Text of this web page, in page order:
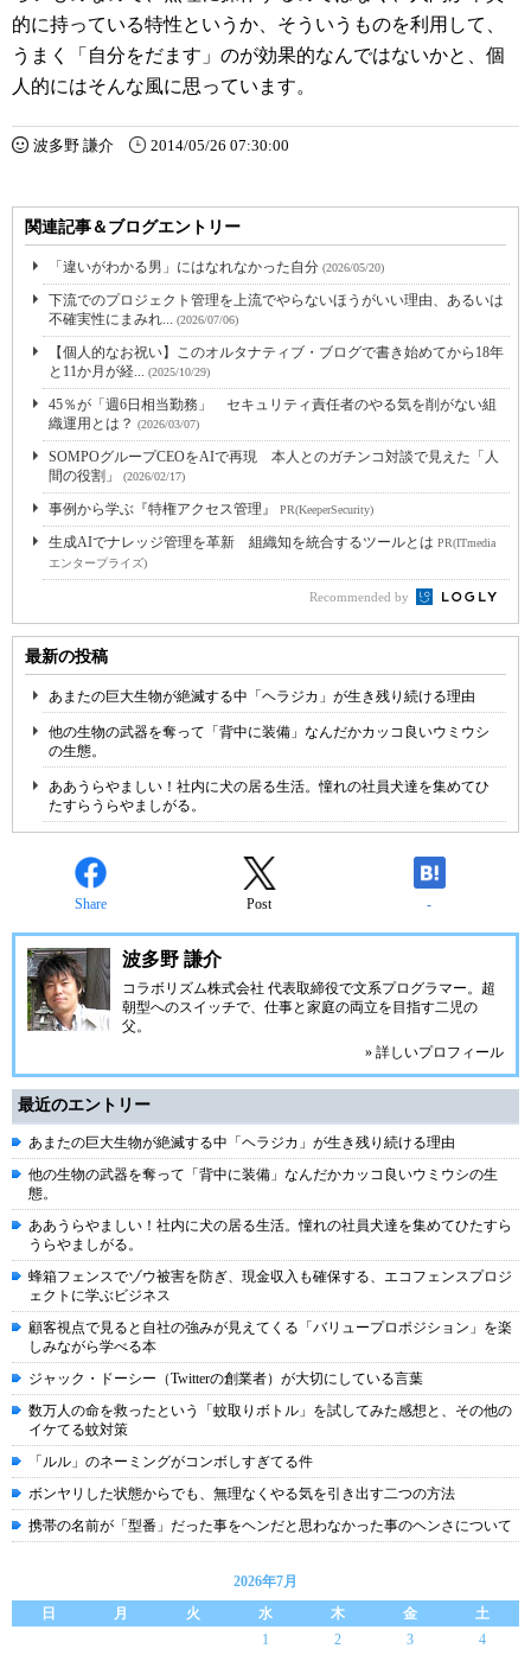
的に持っている特性というか、そういうものを利用して、
うまく「自分をだます」のが効果的なんではないかと、個
人的にはそんな風に思っています。
波多野 謙介 2014/05/26 07:30:00
関連記事＆ブログエントリー
「違いがわかる男」にはなれなかった自分 (2026/05/20)
下流でのプロジェクト管理を上流でやらないほうがいい理由、あるいは
不確実性にまみれ... (2026/07/06)
【個人的なお祝い】このオルタナティブ・ブログで書き始めてから18年
と11か月が経... (2025/10/29)
45％が「週6日相当勤務」 セキュリティ責任者のやる気を削がない組
織運用とは？ (2026/03/07)
SOMPOグループCEOをAIで再現 本人とのガチンコ対談で見えた「人
間の役割」
(2026/02/17)
事例から学ぶ『特権アクセス管理』 PR(KeeperSecurity)
生成AIでナレッジ管理を革新 組織知を統合するツールとは PR(ITmedia
エンタープライズ)
Recommended by
最新の投稿
あまたの巨大生物が絶滅する中「ヘラジカ」が生き残り続ける理由
他の生物の武器を奪って「背中に装備」なんだかカッコ良いウミウシ
の生態。
ああうらやましい！社内に犬の居る生活。憧れの社員犬達を集めてひ
たすらうらやましがる。
Share Post -
波多野 謙介
コラボリズム株式会社 代表取締役で文系プログラマー。超
朝型へのスイッチで、仕事と家庭の両立を目指す二児の
父。
» 詳しいプロフィール
最近のエントリー
あまたの巨大生物が絶滅する中「ヘラジカ」が生き残り続ける理由
他の生物の武器を奪って「背中に装備」なんだかカッコ良いウミウシの生
態。
ああうらやましい！社内に犬の居る生活。憧れの社員犬達を集めてひたすら
うらやましがる。
蜂箱フェンスでゾウ被害を防ぎ、現金収入も確保する、エコフェンスプロジ
ェクトに学ぶビジネス
顧客視点で見ると自社の強みが見えてくる「バリュープロポジション」を楽
しみながら学べる本
ジャック・ドーシー（Twitterの創業者）が大切にしている言葉
数万人の命を救ったという「蚊取りボトル」を試してみた感想と、その他の
イケてる蚊対策
「ルル」のネーミングがコンボしすぎてる件
ボンヤリした状態からでも、無理なくやる気を引き出す二つの方法
携帯の名前が「型番」だった事をヘンだと思わなかった事のヘンさについて
2026年7月
日
月 火 水 木 金
土
1
2 3
4